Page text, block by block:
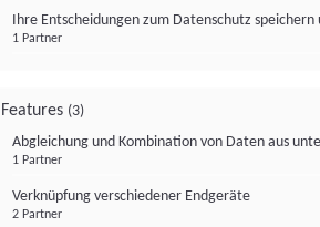
Ihre Entscheidungen zum Datenschutz
1 Partner
Features (3)
Abgleichung und Kombination von Daten aus
1 Partner
Verknüpfung verschiedener Endgeräte
2 Partner